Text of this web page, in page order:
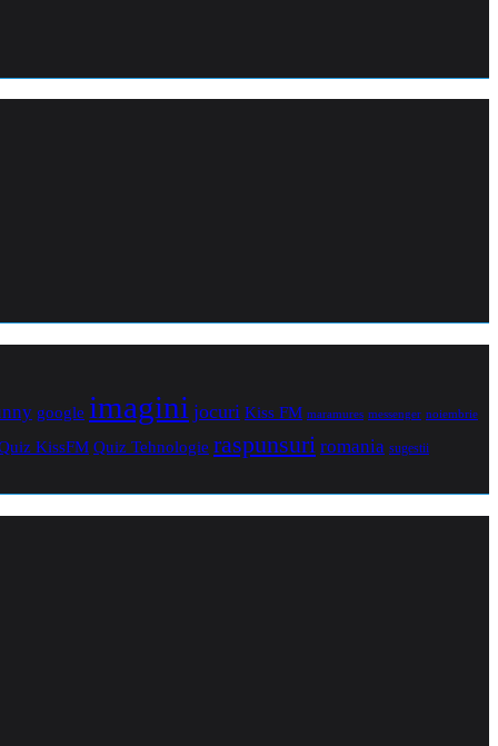
google imagini jocuri Kiss FM maramures messenger noiembrie
KissFM Quiz Tehnologie raspunsuri romania sugestii